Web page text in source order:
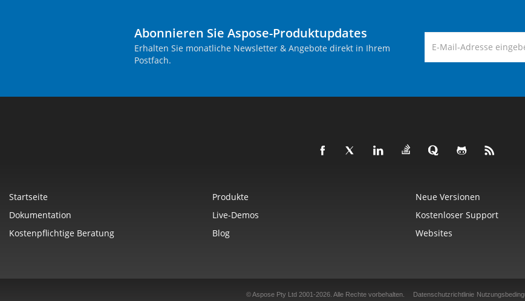
Abonnieren Sie Aspose-Produktupdates
Erhalten Sie monatliche Newsletter & Angebote direkt in Ihrem
Postfach.
Startseite Produkte Neue Versionen
Dokumentation
Live-Demos Kostenloser Support
Kostenpflichtige Beratung
Blog Websites
© Aspose Pty Ltd 2001-2026. Alle Rechte vorbehalten. Datenschutzrichtlinie